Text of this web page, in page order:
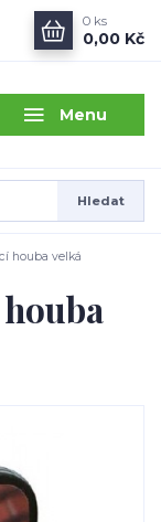
Menu
Hledat
0 ks
0,00 Kč
houba velká